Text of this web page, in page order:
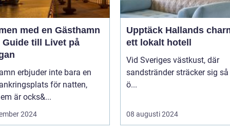
med en Gästhamn
Guide till Livet på
erbjuder inte bara en
för natten,
är ocks&...
2024
Upptäck Hallands
ett lokalt hotell
Vid Sveriges västkust, där
sandstränder sträcker sig
ö...
08 augusti 2024